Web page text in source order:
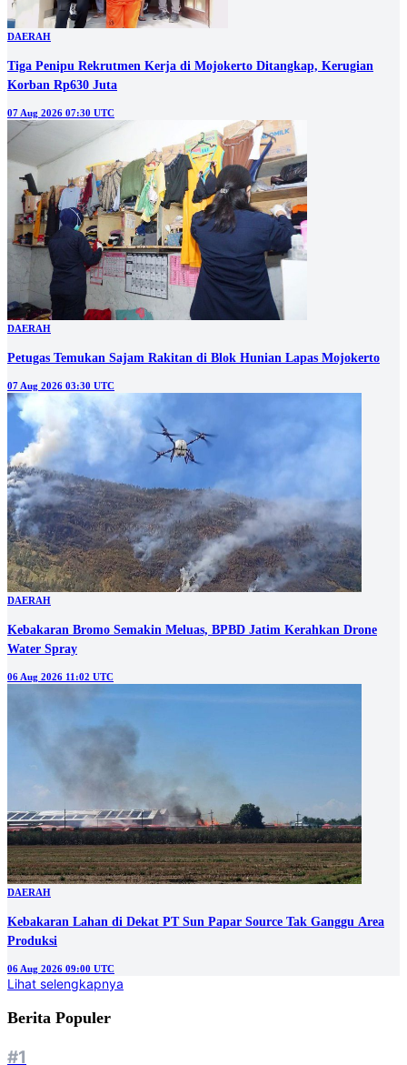
DAERAH
Tiga Penipu Rekrutmen Kerja di Mojokerto Ditangkap, Kerugian
Korban Rp630 Juta
07 Aug 2026 07:30 UTC
DAERAH
Petugas Temukan Sajam Rakitan di Blok Hunian Lapas Mojokerto
07 Aug 2026 03:30 UTC
DAERAH
Kebakaran Bromo Semakin Meluas, BPBD Jatim Kerahkan Drone
Water Spray
06 Aug 2026 11:02 UTC
DAERAH
Kebakaran Lahan di Dekat PT Sun Papar Source Tak Ganggu Area
Produksi
06 Aug 2026 09:00 UTC
Lihat selengkapnya
Berita Populer
#1